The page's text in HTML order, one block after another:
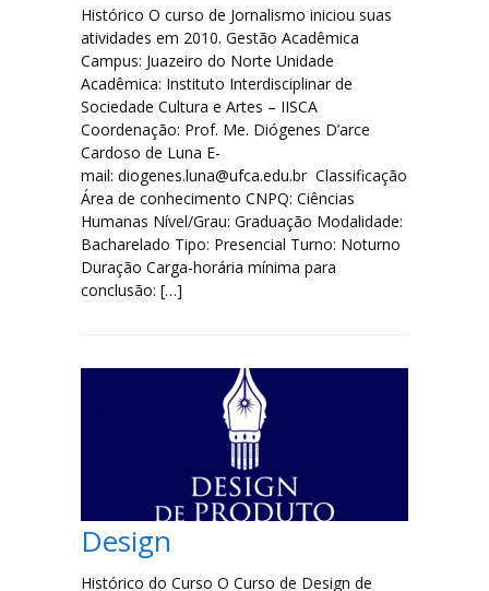
Histórico O curso de Jornalismo iniciou suas
atividades em 2010. Gestão Acadêmica
Campus: Juazeiro do Norte Unidade
Acadêmica: Instituto Interdisciplinar de
Sociedade Cultura e Artes – IISCA
Coordenação: Prof. Me. Diógenes D’arce
Cardoso de Luna E-
mail: diogenes.luna@ufca.edu.br Classificação
Área de conhecimento CNPQ: Ciências
Humanas Nível/Grau: Graduação Modalidade:
Bacharelado Tipo: Presencial Turno: Noturno
Duração Carga-horária mínima para
conclusão: […]
Design
Histórico do Curso O Curso de Design de